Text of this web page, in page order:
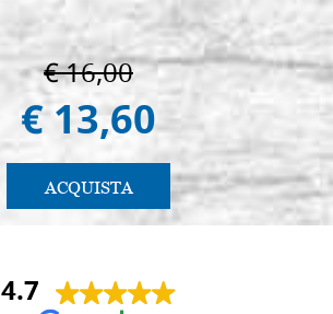
€ 16,00
€ 13,60
ACQUISTA
4.7